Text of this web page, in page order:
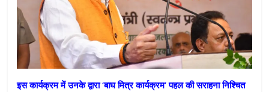
इस कार्यक्रम में उनके द्वारा ‘बाघ मित्र कार्यक्रम’ पहल की सराहना निश्चित